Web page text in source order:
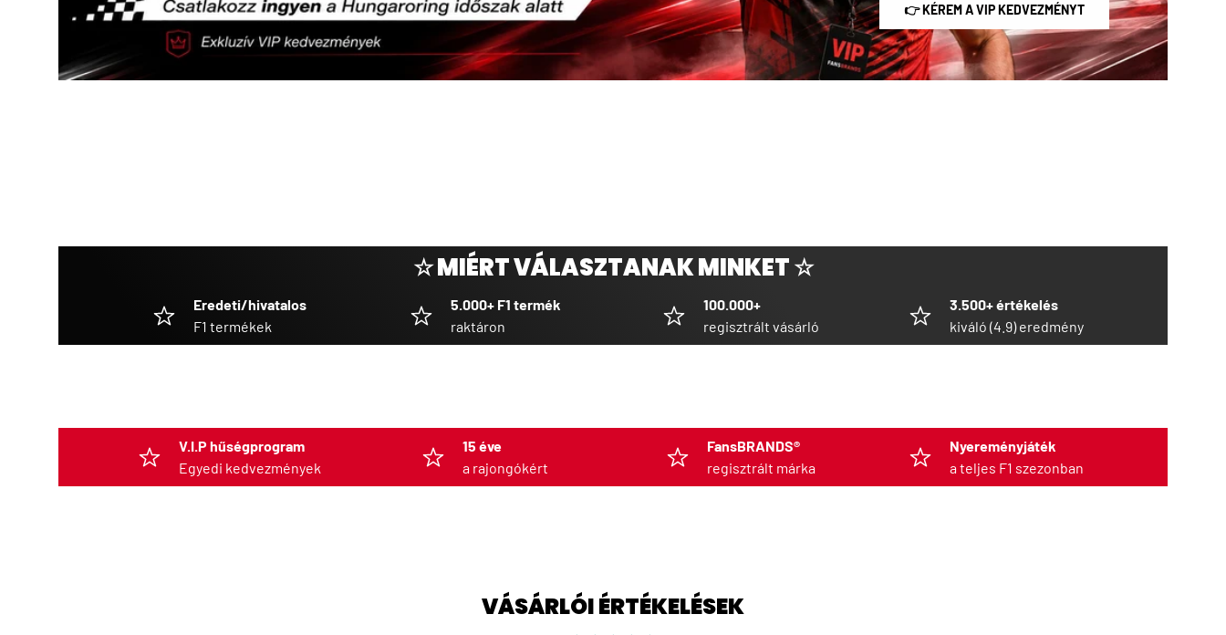
👉 KÉREM A VIP KEDVEZMÉNYT
☆ MIÉRT VÁLASZTANAK MINKET ☆
Eredeti/hivatalos
F1 termékek
5.000+ F1 termék
raktáron
100.000+
regisztrált vásárló
3.500+ értékelés
kiváló (4.9) eredmény
V.I.P hűségprogram
Egyedi kedvezmények
15 éve
a rajongókért
FansBRANDS®
regisztrált márka
Nyereményjáték
a teljes F1 szezonban
VÁSÁRLÓI ÉRTÉKELÉSEK